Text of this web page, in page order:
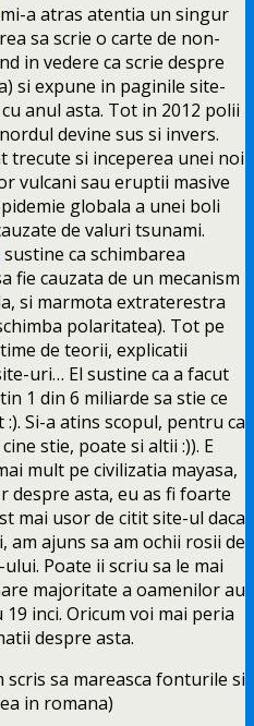
mi-a atras atentia un singur
sa scrie o carte de non-
in vedere ca scrie despre
si expune in paginile site-
anul asta. Tot in 2012 polii
devine sus si invers.
trecute si inceperea unei noi
vulcani sau eruptii masive
globala a unei boli
de valuri tsunami.
sustine ca schimbarea
cauzata de un mecanism
si marmota extraterestra
polaritatea). Tot pe
de teorii, explicatii
uri… El sustine ca a facut
1 din 6 miliarde sa stie ce
Si-a atins scopul, pentru ca
stie, poate si altii :)). E
mult pe civilizatia mayasa,
asta, eu as fi foarte
mai usor de citit site-ul daca
ajuns sa am ochii rosii de
Poate ii scriu sa le mai
majoritate a oamenilor au
inci. Oricum voi mai peria
despre asta.
scris sa mareasca fonturile si
in romana)